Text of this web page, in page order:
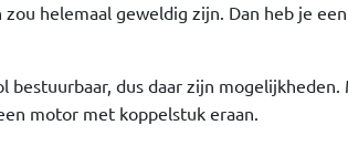
helemaal geweldig zijn. Dan heb je
bestuurbaar, dus daar zijn mogelijkheden.
motor met koppelstuk eraan.